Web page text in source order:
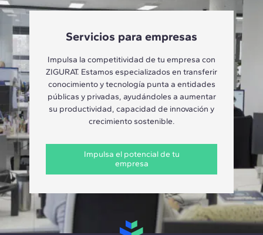
Servicios para empresas
Impulsa la competitividad de tu empresa con
ZIGURAT. Estamos especializados en transferir
conocimiento y tecnología punta a entidades
públicas y privadas, ayudándoles a aumentar
su productividad, capacidad de innovación y
crecimiento sostenible.
Impulsa el potencial de tu
empresa